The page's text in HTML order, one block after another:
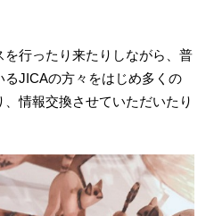
行ったり来たりしながら、普
JICAの方々をはじめ多くの
情報交換させていただいたり